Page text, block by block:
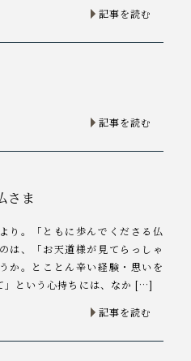
記事を読む
記事を読む
さま
り。「ともに歩んでくださる仏
は、「お天道様が見てらっしゃ
か。とことん辛い経験・思いを
」という心持ちには、なか […]
記事を読む